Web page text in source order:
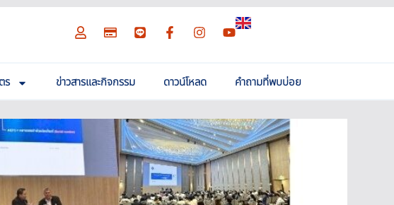
ร ข่าวสารและกิจกรรม ดาวน์โหลด คำถามที่พบบ่อย